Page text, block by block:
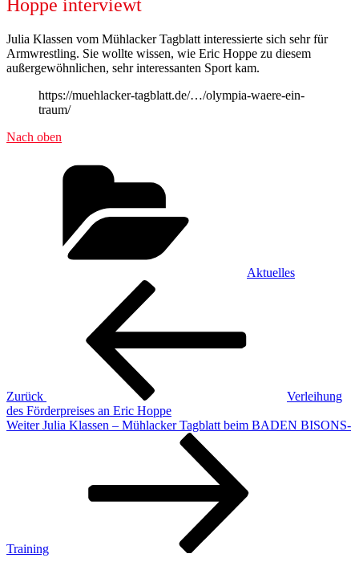
Hoppe interviewt
Julia Klassen vom Mühlacker Tagblatt interessierte sich sehr für
Armwrestling. Sie wollte wissen, wie Eric Hoppe zu diesem
außergewöhnlichen, sehr interessanten Sport kam.
https://muehlacker-tagblatt.de/…/olympia-waere-ein-
traum/
Nach oben
Aktuelles
Beitragsnavigation
Zurück
Verleihung
des Förderpreises an Eric Hoppe
Nächster
Weiter Julia Klassen – Mühlacker Tagblatt beim BADEN BISONS-
Training